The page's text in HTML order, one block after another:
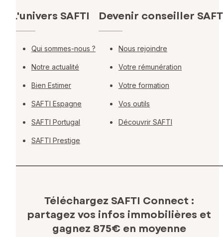
L'univers SAFTI
Qui sommes-nous ?
Notre actualité
Bien Estimer
SAFTI Espagne
SAFTI Portugal
SAFTI Prestige
Devenir conseiller
Nous rejoindre
Votre rémunération
Votre formation
Vos outils
Découvrir SAFTI
Téléchargez SAFTI Connect :
partagez vos infos immobilières et
gagnez 875€ en moyenne